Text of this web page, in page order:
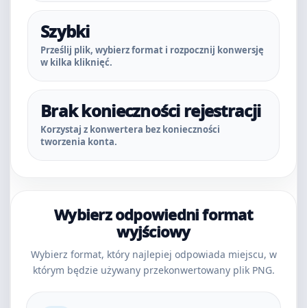
Szybki
Prześlij plik, wybierz format i rozpocznij konwersję
w kilka kliknięć.
Brak konieczności rejestracji
Korzystaj z konwertera bez konieczności
tworzenia konta.
Wybierz odpowiedni format
wyjściowy
Wybierz format, który najlepiej odpowiada miejscu, w
którym będzie używany przekonwertowany plik PNG.